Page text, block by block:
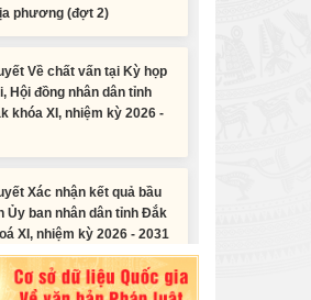
Hội đồng nhân dân tỉnh
khóa XI, nhiệm kỳ 2026 -
Ủy ban nhân dân tỉnh Đắk
XI, nhiệm kỳ 2026 - 2031
Cho ý kiến về cam kết
vốn đối ứng ngân sách